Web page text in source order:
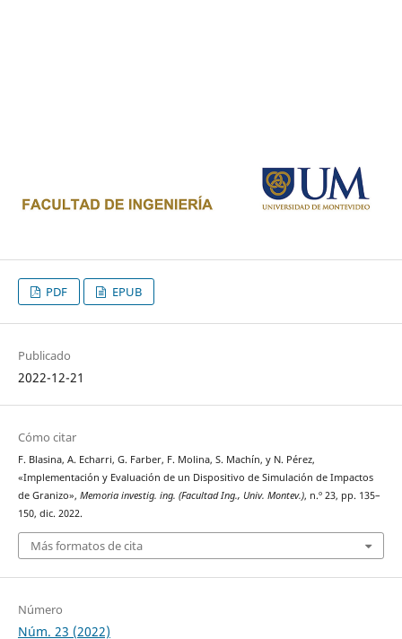
PDF EPUB
Publicado
2022-12-21
Cómo citar
F. Blasina, A. Echarri, G. Farber, F. Molina, S. Machín, y N. Pérez,
«Implementación y Evaluación de un Dispositivo de Simulación de Impactos
de Granizo», Memoria investig. ing. (Facultad Ing., Univ. Montev.), n.º 23, pp. 135–
150, dic. 2022.
Más formatos de cita
Número
Núm. 23 (2022)